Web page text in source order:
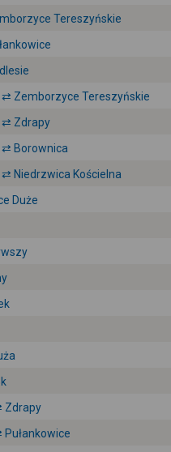
Tereszyńskie
Zemborzyce Tereszyńskie
⇄ Zdrapy
⇄ Borownica
Niedrzwica Kościelna
Duże
Zdrapy